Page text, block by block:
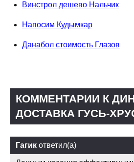
Винстрол дешево Нальчик
Напосим Кудымкар
Данабол стоимость Глазов
КОММЕНТАРИИ К
ДОСТАВКА ГУСЬ-
Гагик ответил(а)